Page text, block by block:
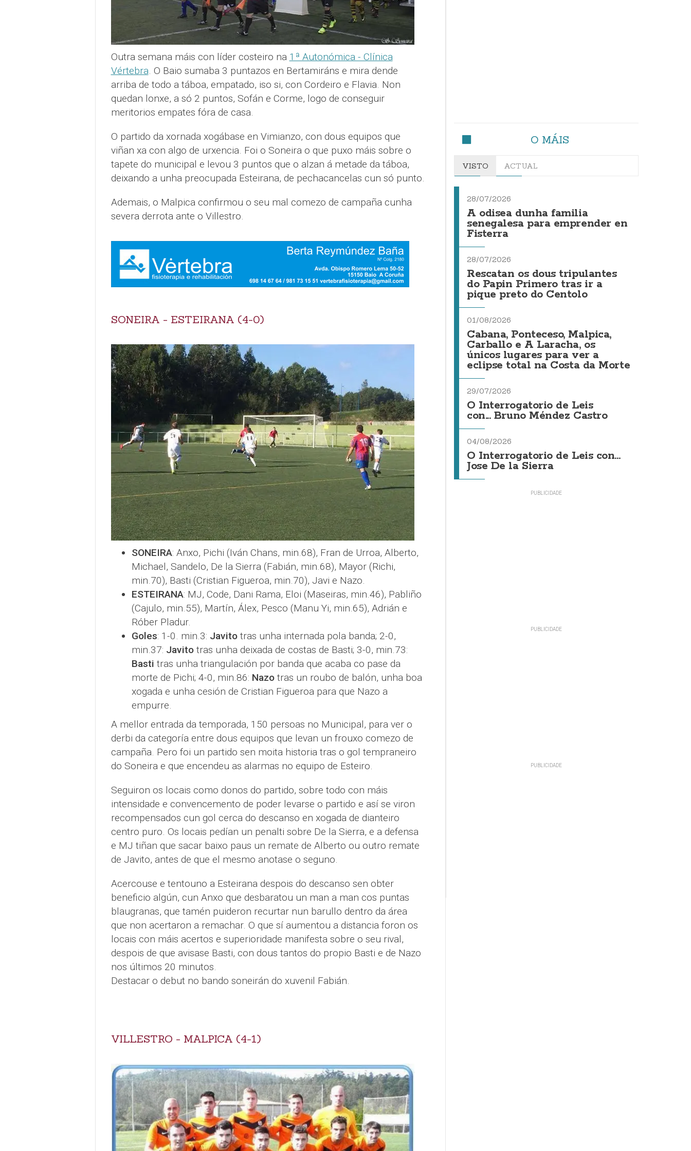
Outra semana máis con líder costeiro na 1ª Autonómica - Clínica
Vértebra. O Baio sumaba 3 puntazos en Bertamiráns e mira dende
arriba de todo a táboa, empatado, iso si, con Cordeiro e Flavia. Non
quedan lonxe, a só 2 puntos, Sofán e Corme, logo de conseguir
meritorios empates fóra de casa.
O partido da xornada xogábase en Vimianzo, con dous equipos que
viñan xa con algo de urxencia. Foi o Soneira o que puxo máis sobre o
tapete do municipal e levou 3 puntos que o alzan á metade da táboa,
deixando a unha preocupada Esteirana, de pechacancelas cun só punto.
Ademais, o Malpica confirmou o seu mal comezo de campaña cunha
severa derrota ante o Villestro.
SONEIRA - ESTEIRANA (4-0)
SONEIRA: Anxo, Pichi (Iván Chans, min.68), Fran de Urroa, Alberto,
Michael, Sandelo, De la Sierra (Fabián, min.68), Mayor (Richi,
min.70), Basti (Cristian Figueroa, min.70), Javi e Nazo.
ESTEIRANA: MJ, Code, Dani Rama, Eloi (Maseiras, min.46), Pabliño
(Cajulo, min.55), Martín, Álex, Pesco (Manu Yi, min.65), Adrián e
Róber Pladur.
Goles: 1-0. min.3: Javitotras unha internada pola banda; 2-0,
min.37: Javitotras unha deixada de costas de Basti; 3-0, min.73:
Basti tras unha triangulación por banda que acaba co pase da
morte de Pichi; 4-0, min.86: Nazotras un roubo de balón, unha boa
xogada e unha cesión de Cristian Figueroa para que Nazo a
empurre.
A mellor entrada da temporada, 150 persoas no Municipal, para ver o
derbi da categoría entre dous equipos que levan un frouxo comezo de
campaña. Pero foi un partido sen moita historia tras o gol tempraneiro
do Soneira e que encendeu as alarmas no equipo de Esteiro.
Seguiron os locais como donos do partido, sobre todo con máis
intensidade e convencemento de poder levarse o partido e así se viron
recompensados cun gol cerca do descanso en xogada de dianteiro
centro puro. Os locais pedían un penalti sobre De la Sierra, e a defensa
e MJ tiñan que sacar baixo paus un remate de Alberto ou outro remate
de Javito, antes de que el mesmo anotase o seguno.
Acercouse e tentouno a Esteirana despois do descanso sen obter
beneficio algún, cun Anxo que desbaratou un man a man cos puntas
blaugranas, que tamén puideron recurtar nun barullo dentro da área
que non acertaron a remachar. O que sí aumentou a distancia foron os
locais con máis acertos e superioridade manifesta sobre o seu rival,
despois de que avisase Basti, con dous tantos do propio Basti e de Nazo
nos últimos 20 minutos.
Destacar o debut no bando soneirán do xuvenil Fabián.
VILLESTRO - MALPICA (4-1)
O MÁIS
VISTO ACTUAL
28/07/2026
A odisea dunha familia
senegalesa para emprender en
Fisterra
28/07/2026
Rescatan os dous tripulantes
do Papin Primero tras ir a
pique preto do Centolo
01/08/2026
Cabana, Ponteceso, Malpica,
Carballo e A Laracha, os
únicos lugares para ver a
eclipse total na Costa da Morte
29/07/2026
O Interrogatorio de Leis
con... Bruno Méndez Castro
04/08/2026
O Interrogatorio de Leis con...
Jose De la Sierra